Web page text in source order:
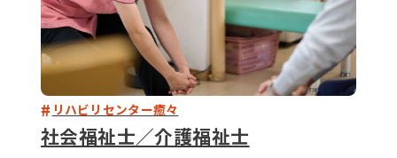
リハビリセンター癒々
社会福祉士／介護福祉士